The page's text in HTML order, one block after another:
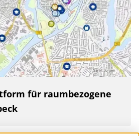
für raumbezogene